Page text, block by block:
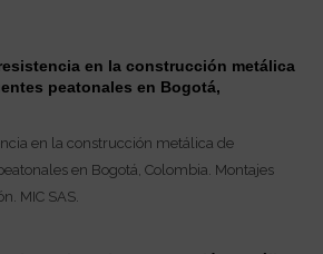
en la construcción metálica
peatonales en Bogotá,